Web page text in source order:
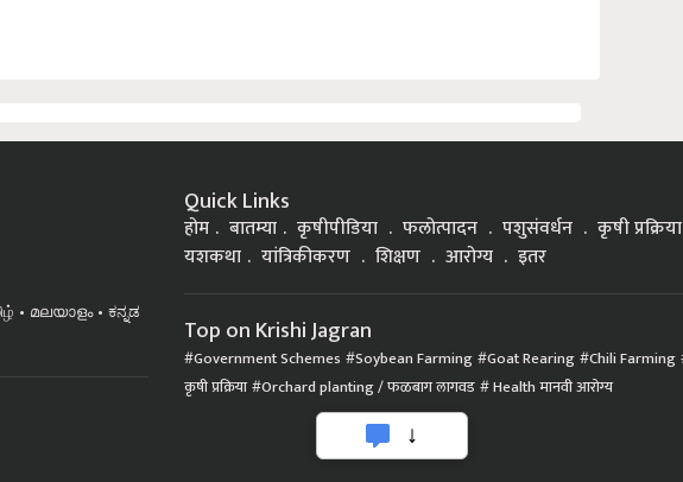
മലയാളം
ಕನ್ನಡ
Quick Links
होम बातम्या कृषीपीडिया फलोत्पादन पशुसंवर्धन
कृषी प्रक्रिया
यशकथा
यांत्रिकीकरण शिक्षण आरोग्य इतर
Top on Krishi Jagran
Government Schemes Soybean Farming Goat Rearing
Chili Farming
कृषी प्रक्रिया
Orchard planting / फळबाग लागवड Health मानवी आरोग्य